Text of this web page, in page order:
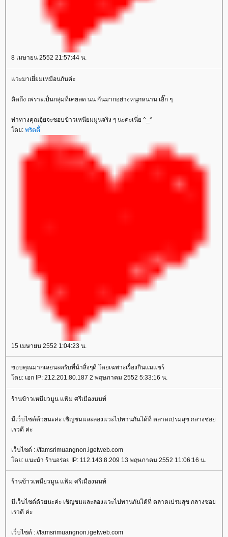
8 เมษายน 2552 21:57:44 น.
วะมาเยี่ยมเหมือนกันค่ะ
คิดถึง เพราะเป็นกลุ่มที่เคยลด นน กันมากอย่างหนุกหนาน เอิ๊ก ๆ
ท่าทางคุณอุ้ยจะชอบข้าวเหนียมมูนจริง ๆ นะคะเนี่ย ^_^
ดย: พริตตี้
15 เมษายน 2552 1:04:23 น.
ขอบคุณมากเลยนะครับที่นำสิ่งๆดี โดยเฉพาะเรื่องกินแมแชร์
ดย: เอก IP: 212.201.80.187 2 พฤษภาคม 2552 5:33:16 น.
ร้านข้าวเหนียวมูน แฟ้ม ศรีเมืองนนท์
มีเว็บไซด์ด้วยนะค่ะ เชิญชมและลองแวะไปทานกันได้ที่ ตลาดเปรมสุข กลางซอ
เรวดี ค่ะ
เว็บไซด์ : //famsrimuangnon.igetweb.com
ดย: แนะนำ ร้านอร่อย IP: 112.143.8.209 13 พฤษภาคม 2552 11:06:16 น.
ร้านข้าวเหนียวมูน แฟ้ม ศรีเมืองนนท์
มีเว็บไซด์ด้วยนะค่ะ เชิญชมและลองแวะไปทานกันได้ที่ ตลาดเปรมสุข กลางซอ
เรวดี ค่ะ
เว็บไซด์ : //famsrimuangnon.igetweb.com